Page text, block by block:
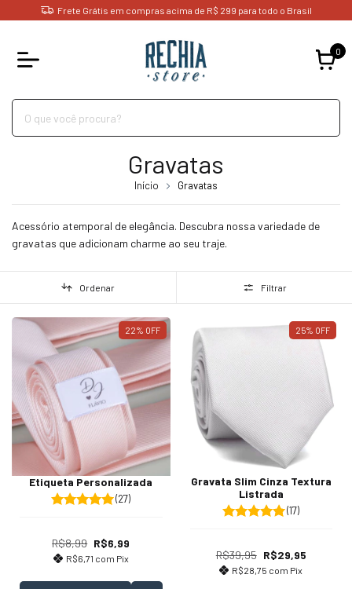
Frete Grátis em compras acima de R$ 299 para todo o Brasil
0
Gravatas
Início Gravatas
Acessório atemporal de elegância. Descubra nossa variedade de
gravatas que adicionam charme ao seu traje.
Ordenar Filtrar
22% OFF
Etiqueta Personalizada
(27)
R$8,99 R$6,99
R$6,71 com Pix
25% OFF
Gravata Slim Cinza Textura
Listrada
(17)
R$39,95 R$29,95
R$28,75 com Pix